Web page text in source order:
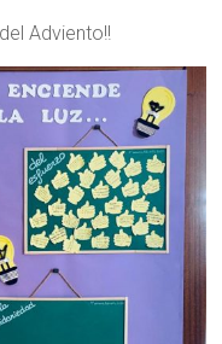
Adviento!!